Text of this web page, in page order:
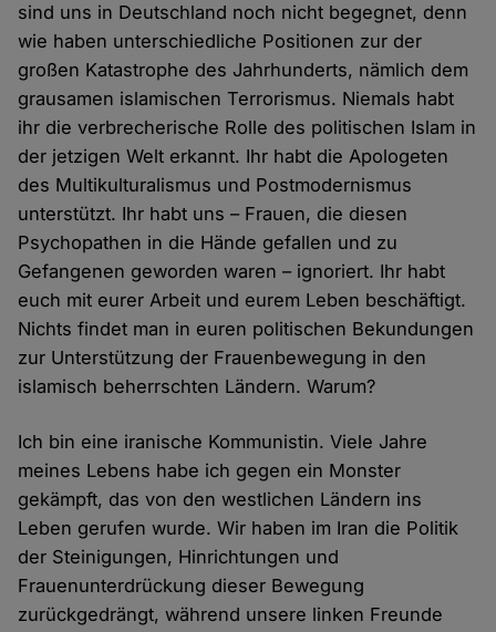
sind uns in Deutschland noch nicht begegnet, denn
wie haben unterschiedliche Positionen zur der
großen Katastrophe des Jahrhunderts, nämlich dem
grausamen islamischen Terrorismus. Niemals habt
ihr die verbrecherische Rolle des politischen Islam in
der jetzigen Welt erkannt. Ihr habt die Apologeten
des Multikulturalismus und Postmodernismus
unterstützt. Ihr habt uns – Frauen, die diesen
Psychopathen in die Hände gefallen und zu
Gefangenen geworden waren – ignoriert. Ihr habt
euch mit eurer Arbeit und eurem Leben beschäftigt.
Nichts findet man in euren politischen Bekundungen
zur Unterstützung der Frauenbewegung in den
islamisch beherrschten Ländern. Warum?
Ich bin eine iranische Kommunistin. Viele Jahre
meines Lebens habe ich gegen ein Monster
gekämpft, das von den westlichen Ländern ins
Leben gerufen wurde. Wir haben im Iran die Politik
der Steinigungen, Hinrichtungen und
Frauenunterdrückung dieser Bewegung
zurückgedrängt, während unsere linken Freunde